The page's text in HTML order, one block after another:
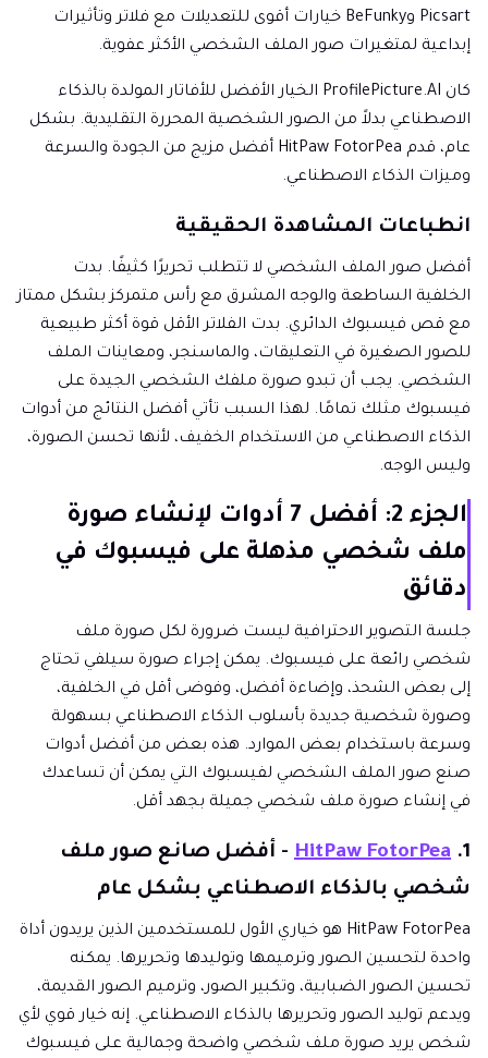
Picsart وBeFunky خيارات أقوى للتعديلات مع فلاتر وتأثيرات
إبداعية لمتغيرات صور الملف الشخصي الأكثر عفوية.
كان ProfilePicture.AI الخيار الأفضل للأفاتار المولدة بالذكاء
الاصطناعي بدلاً من الصور الشخصية المحررة التقليدية. بشكل
عام، قدم HitPaw FotorPea أفضل مزيج من الجودة والسرعة
وميزات الذكاء الاصطناعي.
انطباعات المشاهدة الحقيقية
أفضل صور الملف الشخصي لا تتطلب تحريرًا كثيفًا. بدت
الخلفية الساطعة والوجه المشرق مع رأس متمركز بشكل ممتاز
مع قص فيسبوك الدائري. بدت الفلاتر الأقل قوة أكثر طبيعية
للصور الصغيرة في التعليقات، والماسنجر، ومعاينات الملف
الشخصي. يجب أن تبدو صورة ملفك الشخصي الجيدة على
فيسبوك مثلك تمامًا. لهذا السبب تأتي أفضل النتائج من أدوات
الذكاء الاصطناعي من الاستخدام الخفيف، لأنها تحسن الصورة،
وليس الوجه.
الجزء 2: أفضل 7 أدوات لإنشاء صورة
ملف شخصي مذهلة على فيسبوك في
دقائق
جلسة التصوير الاحترافية ليست ضرورة لكل صورة ملف
شخصي رائعة على فيسبوك. يمكن إجراء صورة سيلفي تحتاج
إلى بعض الشحذ، وإضاءة أفضل، وفوضى أقل في الخلفية،
وصورة شخصية جديدة بأسلوب الذكاء الاصطناعي بسهولة
وسرعة باستخدام بعض الموارد. هذه بعض من أفضل أدوات
صنع صور الملف الشخصي لفيسبوك التي يمكن أن تساعدك
في إنشاء صورة ملف شخصي جميلة بجهد أقل.
1.
HitPaw FotorPea - أفضل صانع صور ملف
شخصي بالذكاء الاصطناعي بشكل عام
HitPaw FotorPea هو خياري الأول للمستخدمين الذين يريدون أداة
واحدة لتحسين الصور وترميمها وتوليدها وتحريرها. يمكنه
تحسين الصور الضبابية، وتكبير الصور، وترميم الصور القديمة،
ويدعم توليد الصور وتحريرها بالذكاء الاصطناعي. إنه خيار قوي لأي
شخص يريد صورة ملف شخصي واضحة وجمالية على فيسبوك